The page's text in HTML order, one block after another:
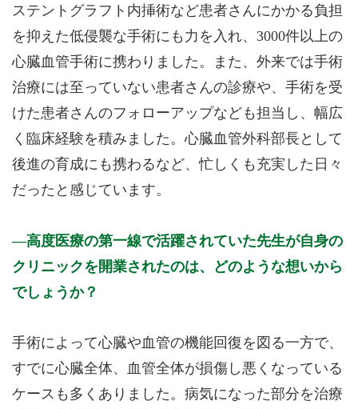
ステントグラフト内挿術など患者さんにかかる負担
を抑えた低侵襲な手術にも力を入れ、3000件以上の
心臓血管手術に携わりました。また、外来では手術
治療には至っていない患者さんの診療や、手術を受
けた患者さんのフォローアップなども担当し、幅広
く臨床経験を積みました。心臓血管外科部長として
後進の育成にも携わるなど、忙しくも充実した日々
だったと感じています。
高度医療の第一線で活躍されていた先生が自身の
クリニックを開業されたのは、どのような想いから
でしょうか？
手術によって心臓や血管の機能回復を図る一方で、
すでに心臓全体、血管全体が損傷し悪くなっている
ケースも多くありました。病気になった部分を治療